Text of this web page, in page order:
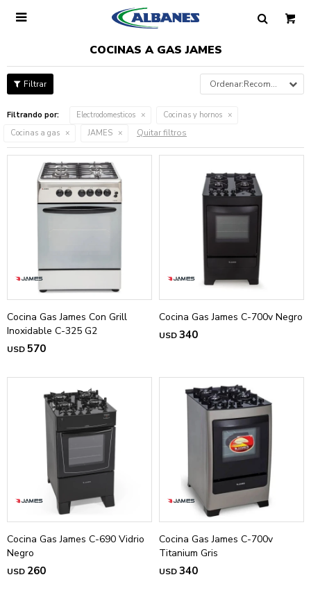

COCINAS A GAS JAMES
Recomendados
Filtrando por: Electrodomesticos
Cocinas y hornos
Cocinas a gas
JAMES Quitar filtros
Cocina Gas James Con Grill
Inoxidable C-325 G2
USD570
Cocina Gas James C-700v Negro
USD340
Cocina Gas James C-690 Vidrio
Negro
USD 260
Cocina Gas James C-700v
Titanium Gris
USD340